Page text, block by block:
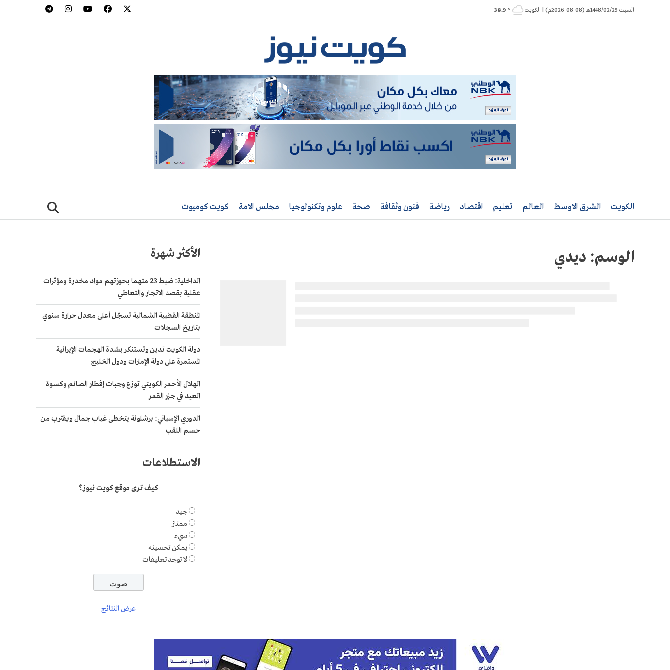
to
السبت 1448/02/25هـ (08-08-2026م) | الكويت ° 38.9
الكويت الشرق الاوسط العالم تعليم اقتصاد رياضة فنون وثقافة صحة علوم وتكنولوجيا مجلس الامة كويت كوميوت
الوسم: ديدي الأكثر شهرة
الداخلية: ضبط 23 متهما بحوزتهم مواد مخدرة ومؤثرات
عقلية بقصد الاتجار والتعاطي
المنطقة القطبية الشمالية تسجّل أعلى معدل حرارة سنوي
بتاريخ السجلات
دولة الكويت تدين وتستنكر بشدة الهجمات الإيرانية
المستمرة على دولة الإمارات ودول الخليج
الهلال الأحمر الكويتي توزع وجبات إفطار الصائم وكسوة
العيد في جزر القمر
الدوري الإسباني: برشلونة يتخطى غياب جمال ويقترب من
حسم اللقب
الاستطلاعات
كيف ترى موقع كويت نيوز؟
جيد
ممتاز
سيء
يمكن تحسينه
لا توجد تعليقات
عرض النتائج